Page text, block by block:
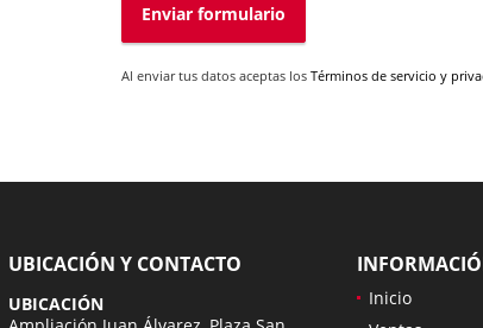
Enviar formulario
Al enviar tus datos aceptas los Términos de servicio y
UBICACIÓN Y CONTACTO
UBICACIÓN
Inicio